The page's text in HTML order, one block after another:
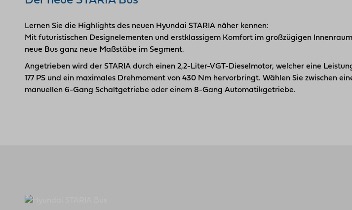
Lernen Sie die Highlights des neuen Hyundai STARIA näher kennen:
Mit futuristischen Design­elementen und erst­klassigem Komfort im großzügigen
neue Bus ganz neue Maßstäbe im Segment.
Angetrieben wird der STARIA durch einen 2,2-Liter-VGT-Diesel­motor, welcher eine
177 PS und ein maximales Drehmoment von 430 Nm hervorbringt. Wählen Sie zwischen
manuellen 6-Gang Schalt­getriebe oder einem 8-Gang Automatikgetriebe.